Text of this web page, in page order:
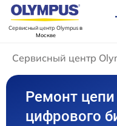
Сервисный центр Olympusв
Москве
Сервисный центр
Ремонт
цифрового